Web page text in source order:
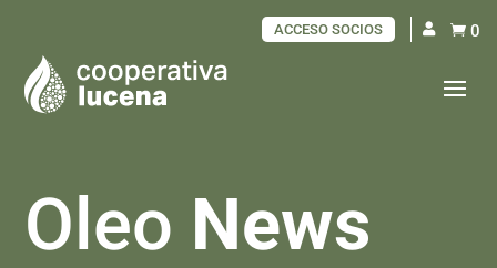
 0
ACCESO SOCIOS
Oleo News